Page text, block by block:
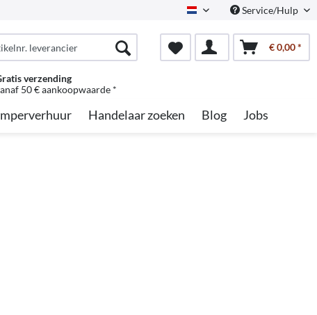
Dutch Service/Hulp
€ 0,00 *
verzending
50 € aankoopwaarde *
Handelaar zoeken Blog Jobs